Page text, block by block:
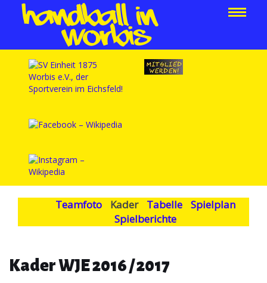
Teamfoto Kader Tabelle
Spielplan
Spielberichte
Kader WJE 2016 / 2017